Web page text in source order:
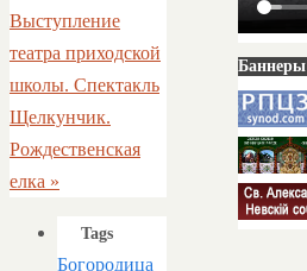
Выступление
театра приходской
школы. Спектакль
Щелкунчик.
Рождественская
елка »
Tags
Богородица
Баннеры